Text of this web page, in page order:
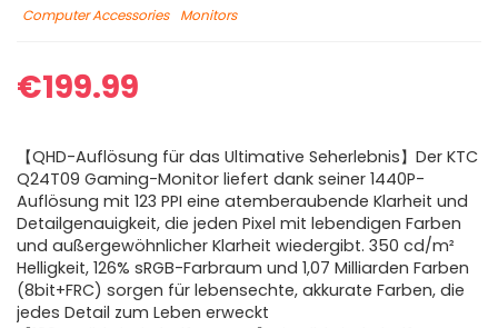
Computer Accessories
Monitors
€199.99
【QHD-Auflösung für das Ultimative Seherlebnis】Der KTC
Q24T09 Gaming-Monitor liefert dank seiner 1440P-
Auflösung mit 123 PPI eine atemberaubende Klarheit und
Detailgenauigkeit, die jeden Pixel mit lebendigen Farben
und außergewöhnlicher Klarheit wiedergibt. 350 cd/m²
Helligkeit, 126% sRGB-Farbraum und 1,07 Milliarden Farben
(8bit+FRC) sorgen für lebensechte, akkurate Farben, die
jedes Detail zum Leben erweckt